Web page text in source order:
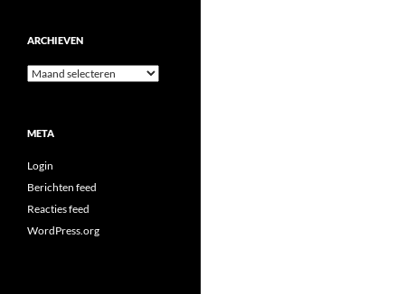
ARCHIEVEN
Archieven
META
Login
Berichten feed
Reacties feed
WordPress.org